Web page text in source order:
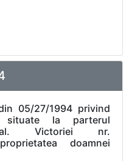
05/27/1994 privind
situate la parterul
Victoriei nr.
doamnei